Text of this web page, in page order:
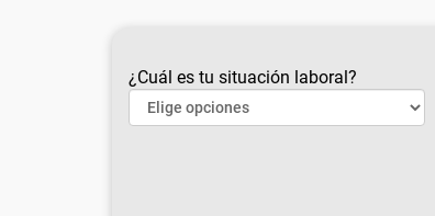
¿Cuál es tu situación laboral?